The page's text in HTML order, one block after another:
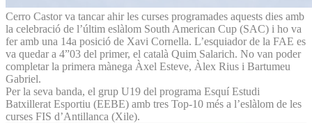
Cerro Castor va tancar ahir les curses programades aquests dies amb
la celebració de l’últim eslàlom South American Cup (SAC) i ho va
fer amb una 14a posició de Xavi Cornella. L’esquiador de la FAE es
va quedar a 4”03 del primer, el català Quim Salarich. No van poder
completar la primera mànega Àxel Esteve, Àlex Rius i Bartumeu
Gabriel.
Per la seva banda, el grup U19 del programa Esquí Estudi
Batxillerat Esportiu (EEBE) amb tres Top-10 més a l’eslàlom de les
curses FIS d’Antillanca (Xile).